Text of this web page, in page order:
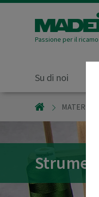
Passione per il
Su di noi
MADEIRA